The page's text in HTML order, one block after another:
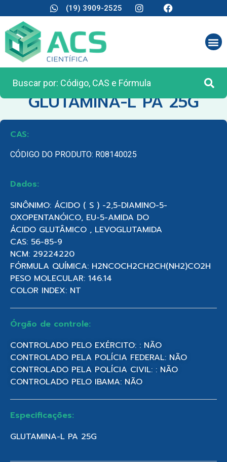
(19) 3909-2525
CATEGORIA:REAGENTES ANALÍTICOS
GLUTAMINA-L PA 25G
CAS:
CÓDIGO DO PRODUTO: R08140025
Dados:
SINÔNIMO: ÁCIDO ( S ) -2,5-DIAMINO-5-
OXOPENTANÓICO, EU-5-AMIDA DO
ÁCIDO GLUTÂMICO , LEVOGLUTAMIDA
CAS: 56-85-9
NCM: 29224220
FÓRMULA QUÍMICA: H2NCOCH2CH2CH(NH2)CO2H
PESO MOLECULAR: 146.14
COLOR INDEX: NT
Órgão de controle:
CONTROLADO PELO EXÉRCITO: : NÃO
CONTROLADO PELA POLÍCIA FEDERAL: NÃO
CONTROLADO PELA POLÍCIA CIVIL: : NÃO
CONTROLADO PELO IBAMA: NÃO
Especificações:
GLUTAMINA-L PA 25G